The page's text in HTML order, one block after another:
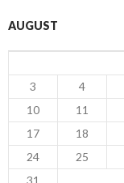
AUGUST
3
4
10
11
17
18
24
25